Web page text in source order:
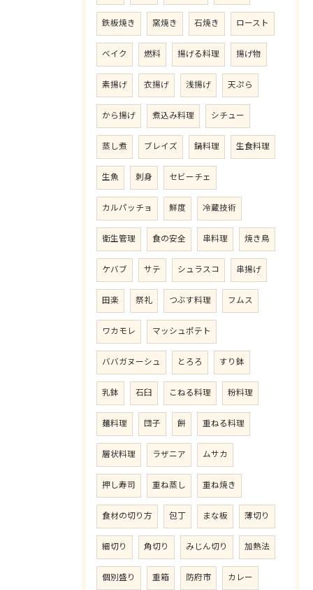
鉄板焼き 窯焼き 石焼き ロースト
ベイク 燃料 揚げる料理 揚げ物
素揚げ 衣揚げ 浅揚げ 天ぷら
から揚げ 煮込み料理 シチュー
蒸し煮 ブレイズ 鍋料理 生食料理
生魚 刺身 セビーチェ
カルパッチョ 鮮度 冷蔵技術
衛生管理 食の安全 串料理 焼き鳥
ケバブ サテ シュラスコ 串揚げ
田楽 祭礼 つぶす料理 フムス
ワカモレ マッシュポテト
ババガヌーシュ とろろ すり鉢
乳鉢 石臼 こねる料理 粉料理
麺料理 団子 餅 重ねる料理
層状料理 ラザニア ムサカ
押し寿司 重ね蒸し 重ね焼き
食材の切り方 包丁 まな板 薄切り
細切り 角切り みじん切り 加熱法
個別盛り 重箱 防府市 カレー